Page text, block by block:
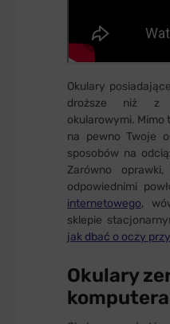
Okulary
droższe niż z
okularowymi. Mimo
na pewno Twoje
sposobów na
Zarówno
odpowiednimi
internetowego,
sklepie
jak dbać o oczy
Okulary
komputera